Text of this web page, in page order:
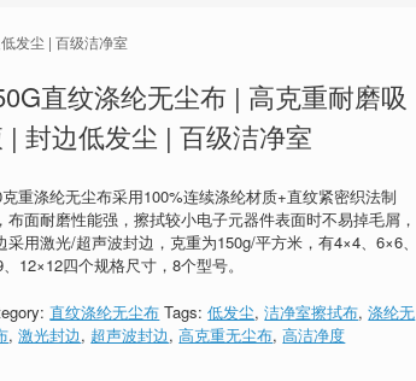
发尘 | 百级洁净室
直纹涤纶无尘布 | 高克重耐磨吸
| 封边低发尘 | 百级洁净室
克重涤纶无尘布采用100%连续涤纶材质+直纹紧密织法制
布面耐磨性能强，擦拭较小电子元器件表面时不易掉毛屑，
采用激光/超声波封边，克重为150g/平方米，有4×4、6×6、
12×12四个规格尺寸，8个型号。
直纹涤纶无尘布 Tags:低发尘,洁净室擦拭布,涤纶无
,激光封边, 超声波封边,高克重无尘布,高洁净度